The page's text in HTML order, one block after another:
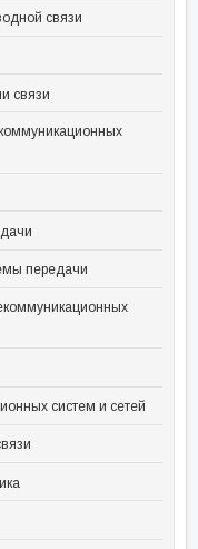
связи
связи
передачи
систем и сетей